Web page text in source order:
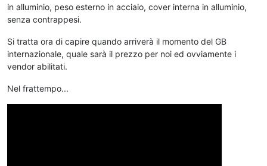
in alluminio, peso esterno in acciaio, cover interna in alluminio,
senza contrappesi.
Si tratta ora di capire quando arriverà il momento del GB
internazionale, quale sarà il prezzo per noi ed ovviamente i
vendor abilitati.
Nel frattempo...